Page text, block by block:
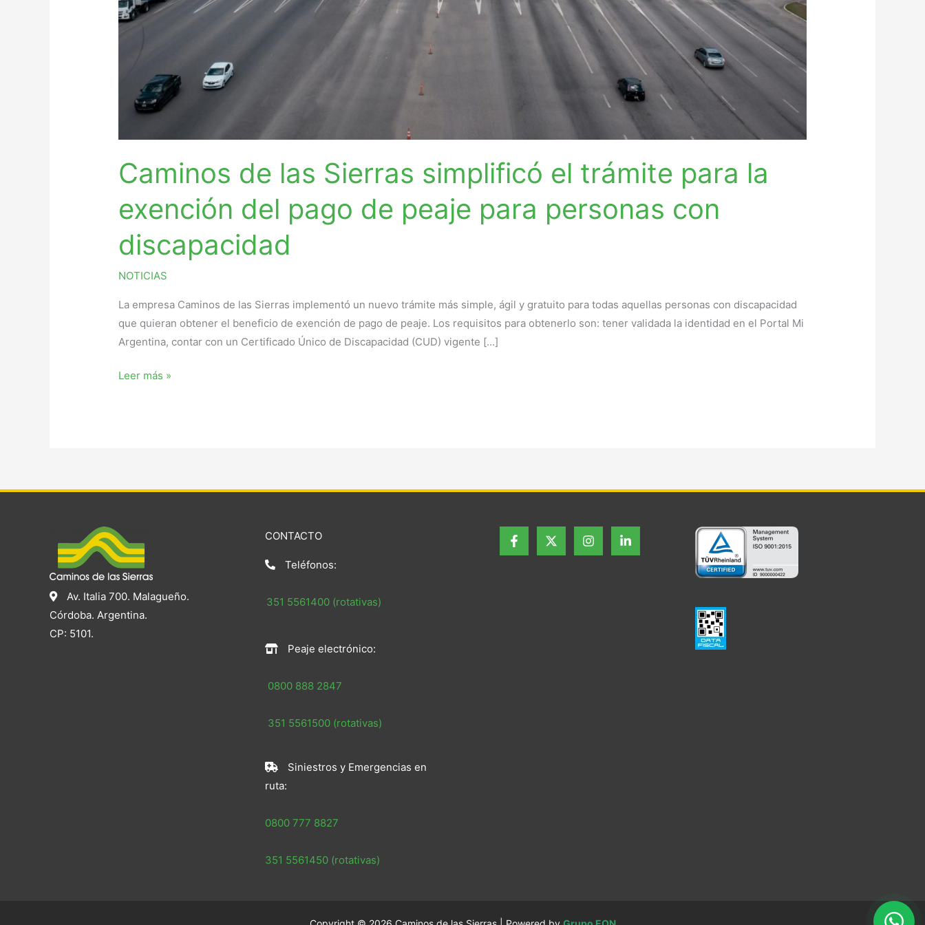
Caminos de las Sierras simplificó el trámite para la
exención del pago de peaje para personas con
discapacidad
NOTICIAS
La empresa Caminos de las Sierras implementó un nuevo trámite más simple, ágil y gratuito para todas aquellas personas con discapacidad
que quieran obtener el beneficio de exención de pago de peaje. Los requisitos para obtenerlo son: tener validada la identidad en el Portal Mi
Argentina, contar con un Certificado Único de Discapacidad (CUD) vigente […]
discapacidad
Leer más »
Av. Italia 700. Malagueño.
Córdoba. Argentina.
CP: 5101.
CONTACTO
Teléfonos:
351 5561400 (rotativas)
Peaje electrónico:
0800 888 2847
351 5561500 (rotativas)
Siniestros y Emergencias en
ruta:
0800 777 8827
351 5561450 (rotativas)